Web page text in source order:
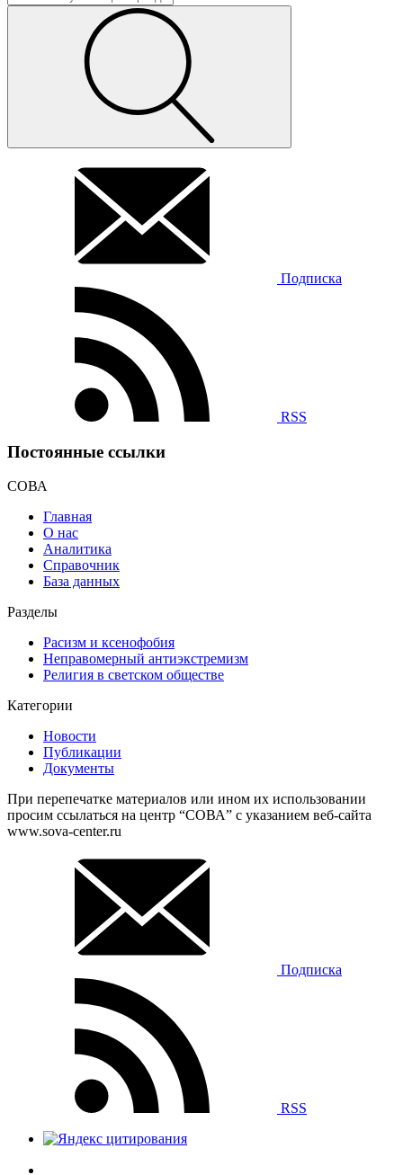
Подписка
RSS
Постоянные ссылки
СОВА
Главная
О нас
Аналитика
Справочник
База данных
Разделы
Расизм и ксенофобия
Неправомерный антиэкстремизм
Религия в светском обществе
Категории
Новости
Публикации
Документы
При перепечатке материалов или ином их использовании
просим ссылаться на центр “СОВА” с указанием веб-сайта
www.sova-center.ru
Подписка
RSS